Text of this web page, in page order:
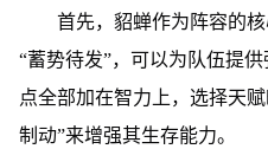
首先，貂蝉作为阵容的
“蓄势待发”，可以为队伍提
点全部加在智力上，选择天
制动”来增强其生存能力。